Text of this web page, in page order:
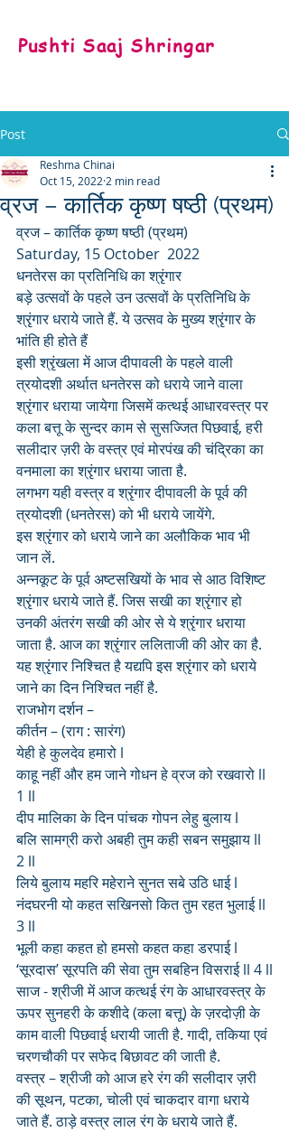
Pushti Saaj Shringar
Post
व्रज – कार्तिक कृष्ण षष्ठी (प्रथम)
Reshma Chinai
Oct 15, 2022 2 min read
व्रज – कार्तिक कृष्ण षष्ठी (प्रथम)
Saturday, 15 October  2022
धनतेरस का प्रतिनिधि का श्रृंगार
बड़े उत्सवों के पहले उन उत्सवों के प्रतिनिधि के
श्रृंगार धराये जाते हैं. ये उत्सव के मुख्य श्रृंगार के
भांति ही होते हैं
इसी श्रृंखला में आज दीपावली के पहले वाली
त्रयोदशी अर्थात धनतेरस को धराये जाने वाला
श्रृंगार धराया जायेगा जिसमें कत्थई आधारवस्त्र पर
कला बत्तू के सुन्दर काम से सुसज्जित पिछवाई, हरी
सलीदार ज़री के वस्त्र एवं मोरपंख की चंद्रिका का
वनमाला का श्रृंगार धराया जाता है.
लगभग यही वस्त्र व श्रृंगार दीपावली के पूर्व की
त्रयोदशी (धनतेरस) को भी धराये जायेंगे.
इस श्रृंगार को धराये जाने का अलौकिक भाव भी
जान लें.
अन्नकूट के पूर्व अष्टसखियों के भाव से आठ विशिष्ट
श्रृंगार धराये जाते हैं. जिस सखी का श्रृंगार हो
उनकी अंतरंग सखी की ओर से ये श्रृंगार धराया
जाता है. आज का श्रृंगार ललिताजी की ओर का है.
यह श्रृंगार निश्चित है यद्यपि इस श्रृंगार को धराये
जाने का दिन निश्चित नहीं है.
राजभोग दर्शन –
कीर्तन – (राग : सारंग)
येही हे कुलदेव हमारो l
काहू नहीं और हम जाने गोधन हे व्रज को रखवारो ll
1 ll
दीप मालिका के दिन पांचक गोपन लेहु बुलाय l
बलि सामग्री करो अबही तुम कही सबन समुझाय ll
2 ll
लिये बुलाय महरि महेराने सुनत सबे उठि धाई l
नंदघरनी यो कहत सखिनसो कित तुम रहत भुलाई ll
3 ll
भूली कहा कहत हो हमसो कहत कहा डरपाई l
‘सूरदास’ सूरपति की सेवा तुम सबहिन विसराई ll 4 ll
साज - श्रीजी में आज कत्थई रंग के आधारवस्त्र के
ऊपर सुनहरी के कशीदे (कला बत्तू) के ज़रदोज़ी के
काम वाली पिछवाई धरायी जाती है. गादी, तकिया एवं
चरणचौकी पर सफेद बिछावट की जाती है.
वस्त्र – श्रीजी को आज हरे रंग की सलीदार ज़री
की सूथन, पटका, चोली एवं चाकदार वागा धराये
जाते हैं. ठाड़े वस्त्र लाल रंग के धराये जाते हैं.